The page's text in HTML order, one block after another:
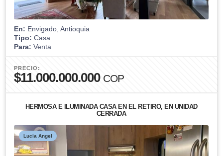
En: Envigado, Antioquia
Tipo: Casa
Para: Venta
PRECIO:
$11.000.000.000 COP
HERMOSA E ILUMINADA CASA EN EL RETIRO, EN UNIDAD
CERRADA
Lucia Angel